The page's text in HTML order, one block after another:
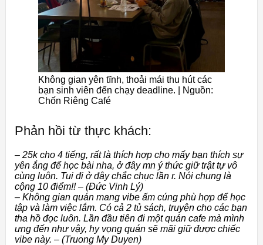
Không gian yên tĩnh, thoải mái thu hút các
bạn sinh viên đến chạy deadline. | Nguồn:
Chốn Riêng Café
Phản hồi từ thực khách:
– 25k cho 4 tiếng, rất là thích hợp cho mấy bạn thích sự
yên ắng để học bài nha, ở đây mn ý thức giữ trật tự vô
cùng luôn. Tui đi ở đây chắc chục lần r. Nói chung là
cộng 10 điểm!! – (Đức Vinh Lý)
– Không gian quán mang vibe ấm cúng phù hợp để học
tập và làm việc lắm. Có cả 2 tủ sách, truyện cho các bạn
tha hồ đọc luôn. Lần đầu tiên đi một quán cafe mà mình
ưng đến như vậy, hy vọng quán sẽ mãi giữ được chiếc
vibe này. – (Truong My Duyen)